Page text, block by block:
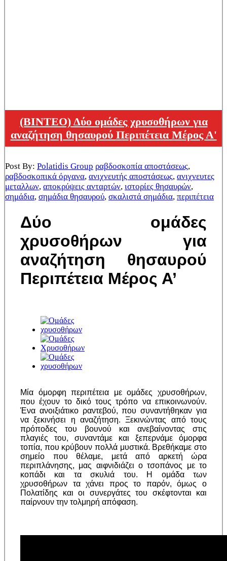
(ΒΙΝΤΕΟ) Δύο ομάδες χρυσοθήρων για
αναζήτηση θησαυρού Περιπέτεια Μέρος Α'
Post By: Polatidis Group ραβδοσκοπία αποστάσεως,
ραβδοσκοπικά όργανα, ανιχνευτής αποστάσεως, ανιχνευτες
μεταλλων, αποκρύψεις ανταρτών, ιστορίες θησαυρών,
σημάδια, σημάδια θησαυρού, σκαλιστά σημάδια, περιπέτεια
Δύο ομάδες
χρυσοθήρων για
αναζήτηση θησαυρού
Περιπέτεια Μέρος Α’
Μία όμορφη περιπέτεια με ομάδες χρυσοθήρων,
που έχουν το δικό τους τρόπο να επικοινωνούν.
Ένα ανοιξιάτικο ραντεβού, που συναντήθηκαν για
να ξεκινήσει η αναζήτηση. Ξεκινώντας από τους
πρόποδες του βουνού και ανεβαίνοντας στις
πλαγιές του, συναντάμε και ξεπερνάμε όμορφα
τοπία, που κρύβουν πολλά μυστικά. Βρεθήκαμε στο
σημείο που θέλαμε, μετά από αρκετή ώρα
περιπλάνησης, μας αιφνιδιάζει ο τσοπάνος με το
κοπάδι και τα σκυλιά του. Η ομάδα των
χρυσοθήρων τα χάνει προς το παρόν, όμως ο
Πολατίδης και οι συνεργάτες του σκέφτονται και
παίρνουν την τολμηρή απόφαση.